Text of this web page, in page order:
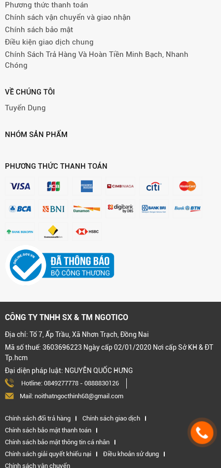
Phương thức thanh toán
Chính sách vận chuyển và giao nhận
Chính sách bảo mật
Điều kiện giao dịch chung
Chính Sách Trả Hàng Và Hoàn Tiền Minh Bạch, Nhanh
Chóng
VỀ CHÚNG TÔI
Tuyển Dụng
NHÓM SẢN PHẨM
PHƯƠNG THỨC THANH TOÁN
CÔNG TY TNHH SX & TM NGOTICO
Địa chỉ: Tổ 7, Ấp Trầu, Xã Nhơn Trạch, Đồng Nai
Mã số thuế: 3603696223 Ngày cấp 02/01/2020 Nơi cấp Sở KH & ĐT
Tp.hcm
Đại diện pháp luật: NGUYỄN QUỐC HƯNG
Hotline: 0849277778 - 0888830126
Mail: noithatngocthinh68@gmail.com
Chính sách đổi trả hàng
Chính sách giao dịch
Chính sách bảo mật thanh toán
Chính sách bảo mật thông tin cá nhân
Chính sách giải quyết khiếu nại
Điều khoản sử dụng
Chính sách vận chuyển